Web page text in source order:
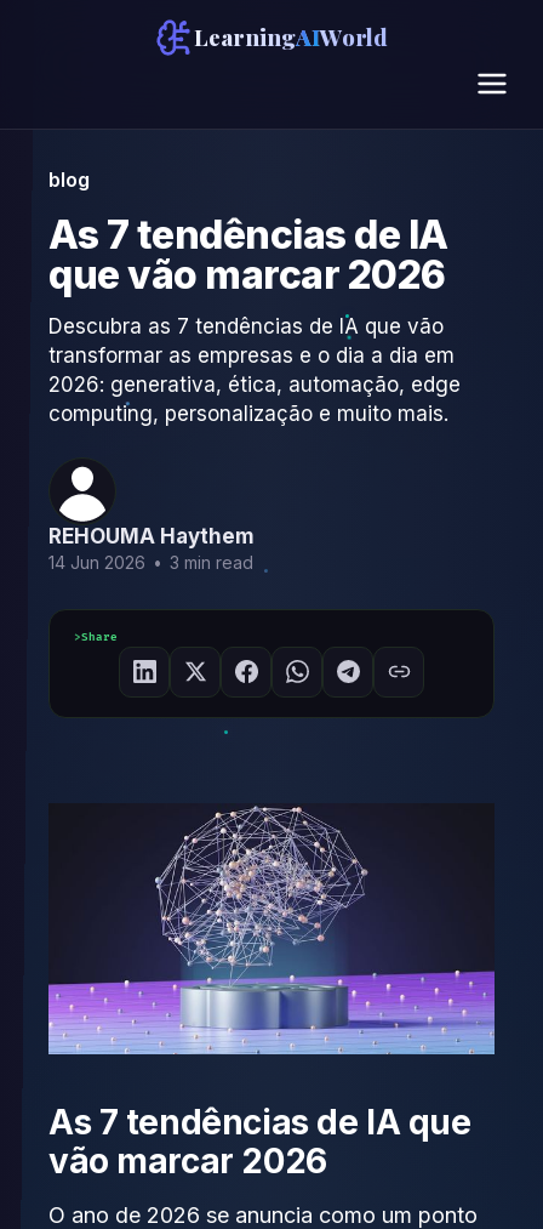
LearningAIWorld
blog
As 7 tendências de IA
que vão marcar 2026
Descubra as 7 tendências de IA que vão
transformar as empresas e o dia a dia em
2026: generativa, ética, automação, edge
computing, personalização e muito mais.
REHOUMA Haythem
14 Jun 2026 • 3 min read
Share
As 7 tendências de IA que
vão marcar 2026
O ano de 2026 se anuncia como um ponto